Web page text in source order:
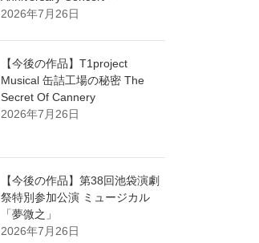
2026年7月26日
【今後の作品】T1project
Musical 缶詰工場の秘密 The
Secret Of Cannery
2026年7月26日
【今後の作品】第38回池袋演劇
祭特別参加公演 ミュージカル
「夢微之」
2026年7月26日